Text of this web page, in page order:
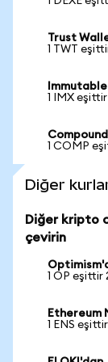
Trust
1 TWT
1 IMX eşittir
1 COMP
Diğer
Diğer kripto
çevirin
1 OP eşittir
Ethereum
1 ENS